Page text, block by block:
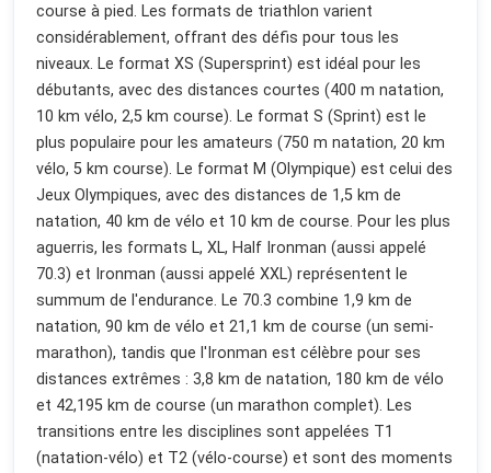
course à pied. Les formats de triathlon varient
considérablement, offrant des défis pour tous les
niveaux. Le format XS (Supersprint) est idéal pour les
débutants, avec des distances courtes (400 m natation,
10 km vélo, 2,5 km course). Le format S (Sprint) est le
plus populaire pour les amateurs (750 m natation, 20 km
vélo, 5 km course). Le format M (Olympique) est celui des
Jeux Olympiques, avec des distances de 1,5 km de
natation, 40 km de vélo et 10 km de course. Pour les plus
aguerris, les formats L, XL, Half Ironman (aussi appelé
70.3) et Ironman (aussi appelé XXL) représentent le
summum de l'endurance. Le 70.3 combine 1,9 km de
natation, 90 km de vélo et 21,1 km de course (un semi-
marathon), tandis que l'Ironman est célèbre pour ses
distances extrêmes : 3,8 km de natation, 180 km de vélo
et 42,195 km de course (un marathon complet). Les
transitions entre les disciplines sont appelées T1
(natation-vélo) et T2 (vélo-course) et sont des moments